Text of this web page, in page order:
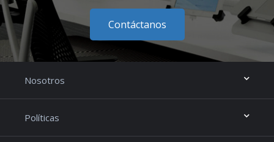
Contáctanos
Nosotros
Políticas